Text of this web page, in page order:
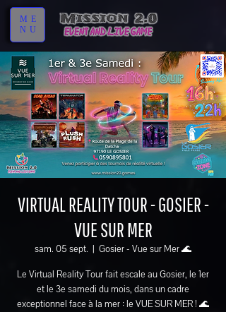
ME
NU
VIRTUAL REALITY TOUR - GOSIER -
VUE SUR MER
sam. 05 sept.
  |
Gosier - Vue sur Mer 🌊
Le Virtual Reality Tour fait escale au Gosier, le 1er
et le 3e samedi du mois, dans un cadre
exceptionnel face à la mer : le VUE SUR MER ! 🌊